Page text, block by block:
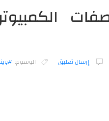
إرسال تعليق الوسوم: